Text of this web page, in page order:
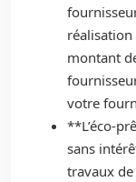
réalisation
montant
votre
**L’éco-
sans
travaux